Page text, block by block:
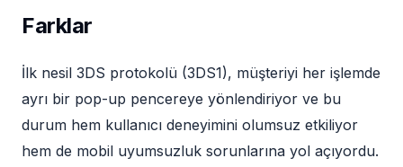
Farklar
İlk nesil 3DS protokolü (3DS1), müşteriyi her işlemde
ayrı bir pop-up pencereye yönlendiriyor ve bu
durum hem kullanıcı deneyimini olumsuz etkiliyor
hem de mobil uyumsuzluk sorunlarına yol açıyordu.